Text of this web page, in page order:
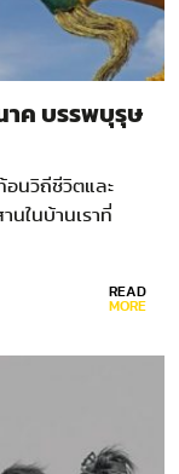
าค บรรพบุรุษ
อนวิถีชีวิตและ
นในบ้านเราที่
READ
MORE